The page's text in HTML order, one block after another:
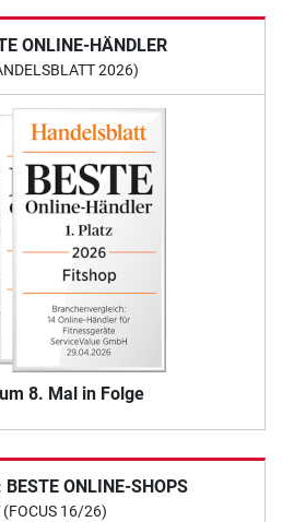
ONLINE-HÄNDLER
2026)
8. Mal in Folge
ONLINE-SHOPS
(FOCUS 16/26)